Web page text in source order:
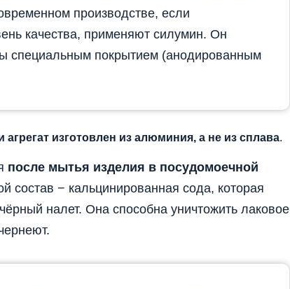
производстве, если
качества, применяют силумин. Он
специальным покрытием (анодированным
агрегат изготовлен из алюминия, а не из сплава.
после мытья изделия в посудомоечной
состав − кальцинированная сода, которая
налет. Она способна уничтожить лаковое